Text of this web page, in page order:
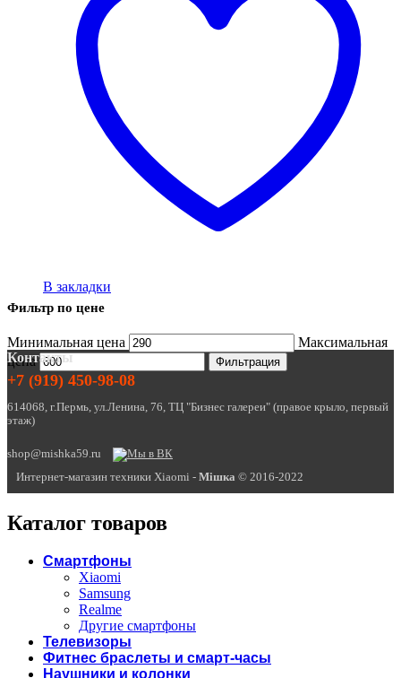
В закладки
Фильтр по цене
Минимальная цена
Максимальная
цена
Фильтрация
Контакты
+7 (919) 450-98-08
614068, г.Пермь, ул.Ленина, 76, ТЦ "Бизнес галереи" (правое крыло, первый
этаж)
shop@mishka59.ru
Интернет-магазин техники Xiaomi - Miшка © 2016-2022
Каталог товаров
Смартфоны
Xiaomi
Samsung
Realme
Другие смартфоны
Телевизоры
Фитнес браслеты и смарт-часы
Наушники и колонки